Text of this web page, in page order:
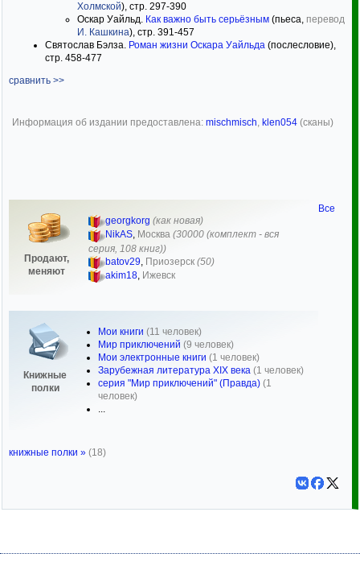
Холмской), стр. 297-390
Оскар Уайльд. Как важно быть серьёзным (пьеса, перевод
И. Кашкина), стр. 391-457
Святослав Бэлза. Роман жизни Оскара Уайльда (послесловие),
стр. 458-477
сравнить >>
Информация об издании предоставлена: mischmisch, klen054 (сканы)
Продают,
меняют
georgkorg (как новая)
NikAS, Москва (30000 (комплект - вся
серия, 108 книг))
batov29 Приозерск (50)
akim18, Ижевск
Книжные
полки
Мои книги (11 человек)
Мир приключений (9 человек)
Мои электронные книги (1 человек)
Зарубежная литература XIX века (1 человек)
серия "Мир приключений" (Правда) (1
человек)
...
Все
книжные полки » (18)